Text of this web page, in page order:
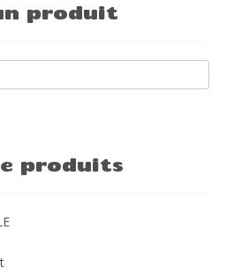
produit
produits